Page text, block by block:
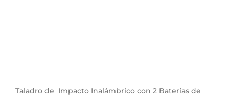
Taladro de Impacto Inalámbrico con 2 Baterías de